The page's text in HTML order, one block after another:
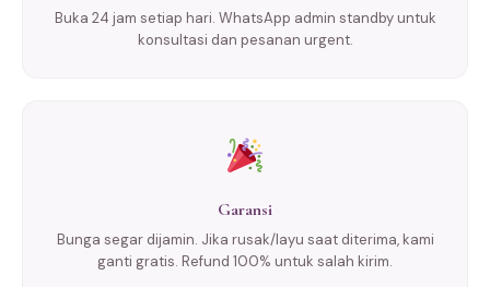
Buka 24 jam setiap hari. WhatsApp admin standby untuk
konsultasi dan pesanan urgent.
Garansi
Bunga segar dijamin. Jika rusak/layu saat diterima, kami
ganti gratis. Refund 100% untuk salah kirim.